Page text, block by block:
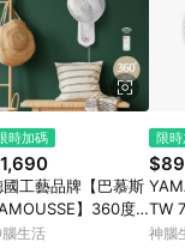
時加碼
國工藝品牌【巴慕斯
】360度
9吋遙控循環壁扇
生活
限
TW
神腦